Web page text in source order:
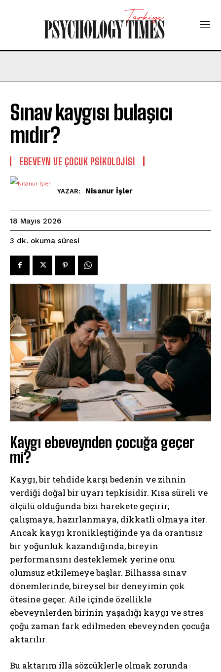
Sınav kaygısı bulaşıcı
mıdır?
EBEVEYN VE ÇOCUK PSIKOLOJISI
YAZAR: Nisanur İşler
18 Mayıs 2026
3 dk. okuma süresi
Kaygı ebeveynden çocuğa geçer
mi?
Kaygı, bir tehdide karşı bedenin ve zihnin
verdiği doğal bir uyarı tepkisidir. Kısa süreli ve
ölçülü olduğunda bizi harekete geçirir;
çalışmaya, hazırlanmaya, dikkatli olmaya iter.
Ancak kaygı kronikleştiğinde ya da orantısız
bir yoğunluk kazandığında, bireyin
performansını desteklemek yerine onu
olumsuz etkilemeye başlar. Bilhassa sınav
dönemlerinde, bireysel bir deneyimin çok
ötesine geçer. Aile içinde özellikle
ebeveynlerden birinin yaşadığı kaygı ve stres
çoğu zaman fark edilmeden ebeveynden çocuğa
aktarılır.
Bu aktarım illa sözcüklerle olmak zorunda